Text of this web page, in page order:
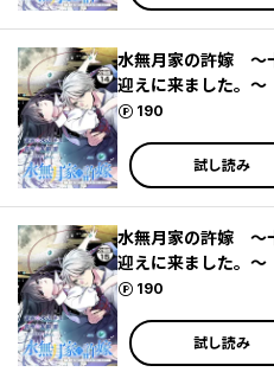
水無月家の許嫁 ～
迎えに来ました。～
190
ポイント
試し読み
水無月家の許嫁 ～
迎えに来ました。～
190
ポイント
試し読み